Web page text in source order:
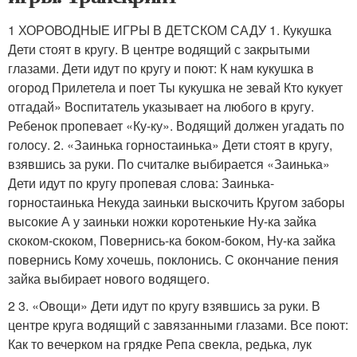
1 ХОРОВОДНЫЕ ИГРЫ В ДЕТСКОМ САДУ 1. Кукушка
Дети стоят в кругу. В центре водящий с закрытыми
глазами. Дети идут по кругу и поют: К нам кукушка в
огород Прилетела и поет Ты кукушка не зевай Кто кукует
отгадай» Воспитатель указывает на любого в кругу.
Ребенок пропевает «Ку-ку». Водящий должен угадать по
голосу. 2. «Заинька горностаинька» Дети стоят в кругу,
взявшись за руки. По считалке выбирается «Заинька»
Дети идут по кругу пропевая слова: Заинька-
горностаинька Некуда заиньки выскочить Кругом заборы
высокие А у заиньки ножки коротенькие Ну-ка зайка
скоком-скоком, Повернись-ка боком-боком, Ну-ка зайка
повернись Кому хочешь, поклонись. С окончание пения
зайка выбирает нового водящего.
2 3. «Овощи» Дети идут по кругу взявшись за руки. В
центре круга водящий с завязанными глазами. Все поют:
Как то вечерком на грядке Репа свекла, редька, лук